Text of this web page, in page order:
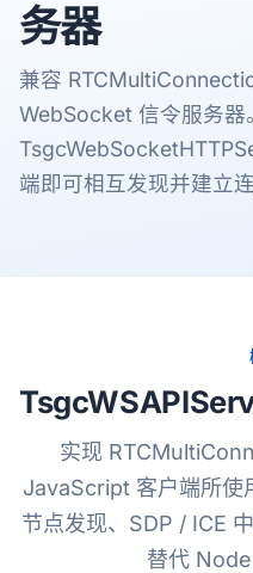
务器
兼容
WebSocket 信令服务器
端即可相互发现并建立连
实现
JavaScript 客户端所使
节点发现、SDP / ICE
替代